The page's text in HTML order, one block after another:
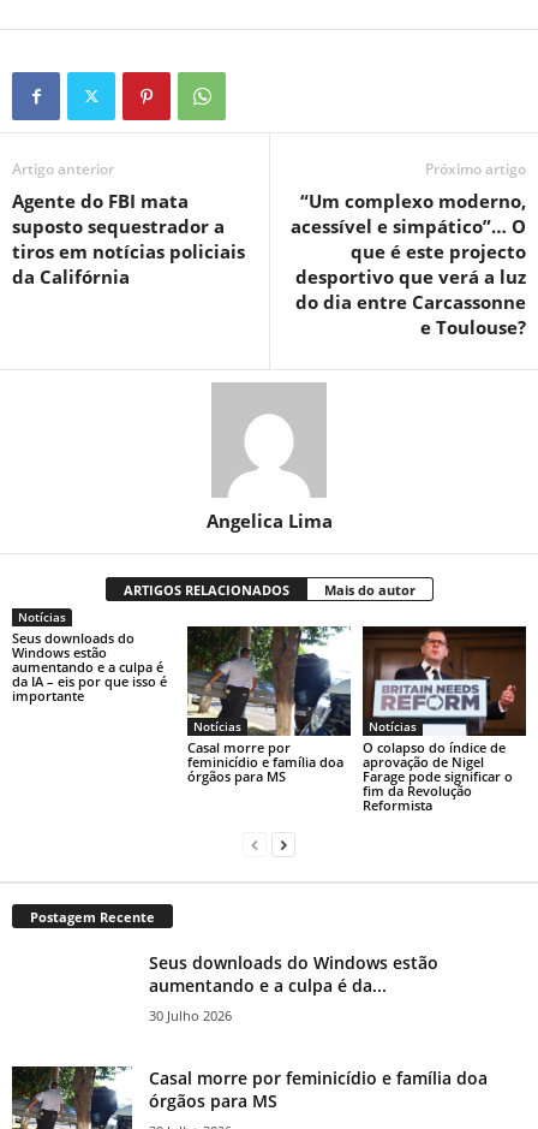
Artigo anterior
Agente do FBI mata
suposto sequestrador a
tiros em notícias policiais
da Califórnia
Próximo artigo
“Um complexo moderno,
acessível e simpático”… O
que é este projecto
desportivo que verá a luz
do dia entre Carcassonne
e Toulouse?
Angelica Lima
ARTIGOS RELACIONADOS Mais do autor
Notícias
Seus downloads do
Windows estão
aumentando e a culpa é
da IA ​​– eis por que isso é
importante
Notícias
Casal morre por
feminicídio e família doa
órgãos para MS
Notícias
O colapso do índice de
aprovação de Nigel
Farage pode significar o
fim da Revolução
Reformista
Postagem Recente
Seus downloads do Windows estão
aumentando e a culpa é da...
30 Julho 2026
Casal morre por feminicídio e família doa
órgãos para MS